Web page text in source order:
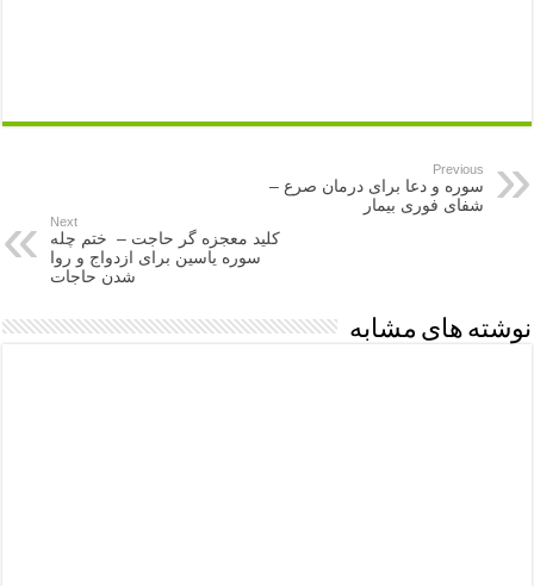
Previous
سوره و دعا برای درمان صرع –
شفای فوری بیمار
Next
کلید معجزه گر حاجت – ختم چله
سوره یاسین برای ازدواج و روا
شدن حاجات
نوشته های مشابه